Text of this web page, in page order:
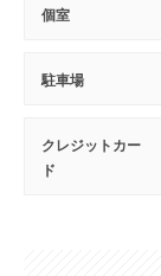
個室
駐車場
クレジットカー
ド